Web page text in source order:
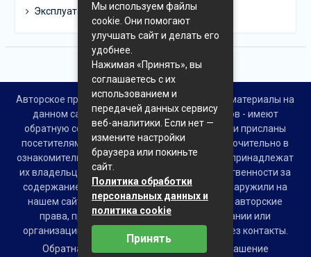
Эксплуатация
Авторское право © Все права защищены. Все материалы на
данном сайте взяты из открытых источников - имеют
обратную ссылку на материал в интернете или присланы
посетителями сайта и предоставляются исключительно в
ознакомительных целях. Права на материалы принадлежат
их владельцам. Администрация сайта ответственности за
содержание материала не несет. Если Вы обнаружили на
нашем сайте материалы, которые нарушают авторские
права, принадлежащие Вам, Вашей компании или
организации, пожалуйста, сообщите нам через контакты.
Обратная связь
Пользовательское соглашение
Мы используем файлы
cookie. Они помогают
улучшать сайт и делать его
удобнее.
Нажимая «Принять», вы
соглашаетесь с их
использованием и
передачей данных сервису
веб-аналитики. Если нет —
измените настройки
браузера или покиньте
сайт.
Политика обработки
персональных данных и
политика cookie
Принять